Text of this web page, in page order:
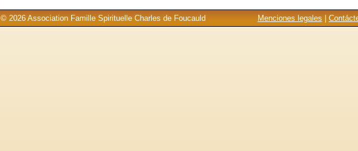
Menciones legales
© 2026 Association Famille Spirituelle Charles de Foucauld